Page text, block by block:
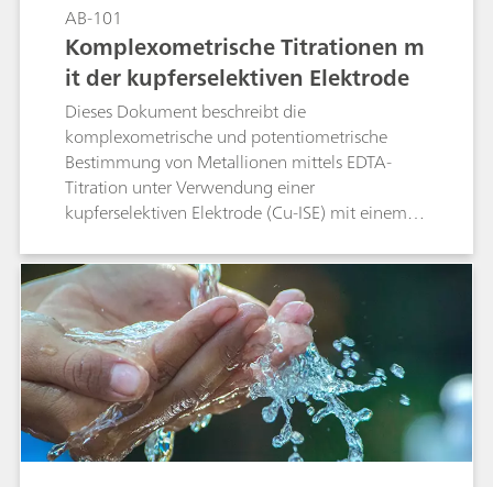
AB-101
Komplexometrische Titrationen m
it der kupferselektiven Elektrode
Dieses Dokument beschreibt die
komplexometrische und potentiometrische
Bestimmung von Metallionen mittels EDTA-
Titration unter Verwendung einer
kupferselektiven Elektrode (Cu-ISE) mit einem
Kristallmembran. Da die Elektrode gegenüber
Komplexbildnern unempfindlich ist, muss vor
der Analyse ein vorgeformter Cu–Metall-
Komplex in die Probe eingebracht werden. Das
Verfahren, das sowohl für die Direkt- als auch
für die Rücktitration geeignet ist, nutzt die
EDTA-Metall-Bildungskonstanten zur
Bestimmung der Äquivalenzpunkte und
ermöglicht die Quantifizierung in verschiedenen